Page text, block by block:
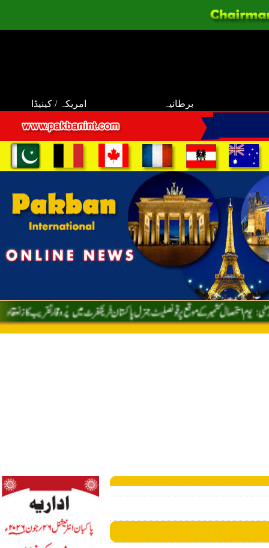
امریکہ / کینیڈا برطانیہ